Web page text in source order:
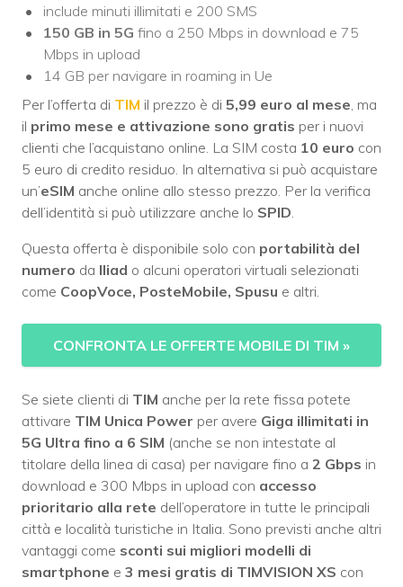
include minuti illimitati e 200 SMS
150 GB in 5G fino a 250 Mbps in download e 75
Mbps in upload
14 GB per navigare in roaming in Ue
Per l’offerta di TIM il prezzo è di 5,99 euro al mese , ma
il primo mese e attivazione sono gratis per i nuovi
clienti che l’acquistano online. La SIM costa 10 euro con
5 euro di credito residuo. In alternativa si può acquistare
un’eSIM anche online allo stesso prezzo. Per la verifica
dell’identità si può utilizzare anche lo SPID
Questa offerta è disponibile solo con portabilità del
numero da Iliad o alcuni operatori virtuali selezionati
come CoopVoce, PosteMobile, Spusu e altri.
CONFRONTA LE OFFERTE MOBILE DI TIM »
Se siete clienti di TIM anche per la rete fissa potete
attivare TIM Unica Power per avere Giga illimitati in
5G Ultra fino a 6 SIM (anche se non intestate al
titolare della linea di casa) per navigare fino a 2 Gbps in
download e 300 Mbps in upload con accesso
prioritario alla rete dell’operatore in tutte le principali
città e località turistiche in Italia. Sono previsti anche altri
vantaggi come sconti sui migliori modelli di
smartphone e 3 mesi gratis di TIMVISION XS con